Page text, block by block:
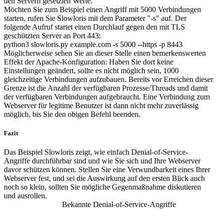
Möchten Sie zum Beispiel einen Angriff mit 5000 Verbindungen
starten, rufen Sie Slowloris mit dem Parameter "-s" auf. Der
folgende Aufruf startet einen Durchlauf gegen den mit TLS
geschützten Server an Port 443:
python3 slowloris.py example.com -s 5000 --https -p 8443
Möglicherweise sehen Sie an dieser Stelle einen bemerkenswerten
Effekt der Apache-Konfiguration: Haben Sie dort keine
Einstellungen geändert, sollte es nicht möglich sein, 1000
gleichzeitige Verbindungen aufzubauen. Bereits vor Erreichen dieser
Grenze ist die Anzahl der verfügbaren Prozesse/Threads und damit
der verfügbaren Verbindungen aufgebraucht. Eine Verbindung zum
Webserver für legitime Benutzer ist dann nicht mehr zuverlässig
möglich, bis Sie den obigen Befehl beenden.
Fazit
Das Beispiel Slowloris zeigt, wie einfach Denial-of-Service-
Angriffe durchführbar sind und wie Sie sich und Ihre Webserver
davor schützen können. Stellen Sie eine Verwundbarkeit eines Ihrer
Webserver fest, und sei die Auswirkung auf den ersten Blick auch
noch so klein, sollten Sie mögliche Gegenmaßnahme diskutieren
und ausrollen.
Bekannte Denial-of-Service-Angriffe